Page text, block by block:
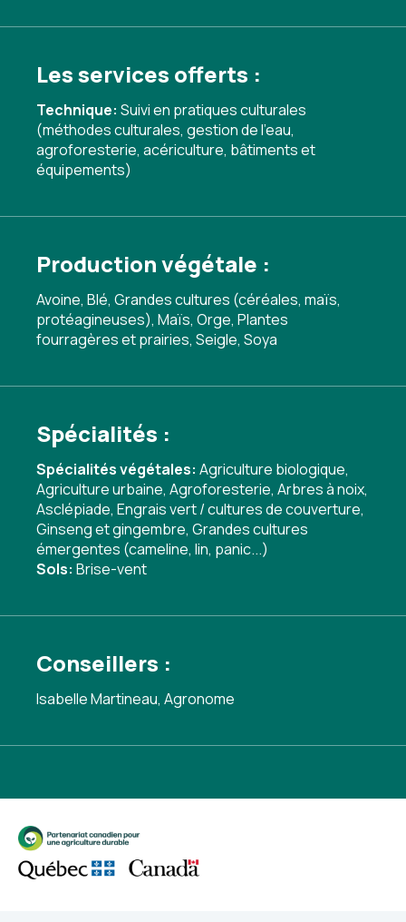
Les services offerts :
Technique: Suivi en pratiques culturales
(méthodes culturales, gestion de l'eau,
agroforesterie, acériculture, bâtiments et
équipements)
Production végétale :
Avoine, Blé, Grandes cultures (céréales, maïs,
protéagineuses), Maïs, Orge, Plantes
fourragères et prairies, Seigle, Soya
Spécialités :
Spécialités végétales: Agriculture biologique,
Agriculture urbaine, Agroforesterie, Arbres à noix,
Asclépiade, Engrais vert / cultures de couverture,
Ginseng et gingembre, Grandes cultures
émergentes (cameline, lin, panic...)
Sols: Brise-vent
Conseillers :
Isabelle Martineau, Agronome